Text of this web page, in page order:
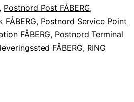
, Postnord Post FÅBERG,
, Postnord Service Point
FÅBERG, Postnord Terminal
FÅBERG, RING